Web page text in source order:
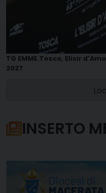
TG EMME.Tosca, Elisir
2027
INSERTO